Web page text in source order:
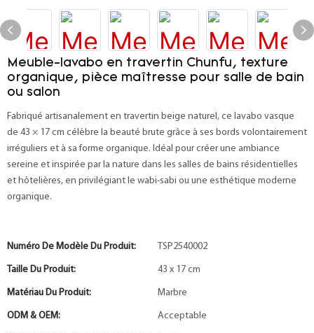
Meuble-lavabo en travertin Chunfu, texture
organique, pièce maîtresse pour salle de bain
ou salon
Fabriqué artisanalement en travertin beige naturel, ce lavabo vasque
de 43 × 17 cm célèbre la beauté brute grâce à ses bords volontairement
irréguliers et à sa forme organique. Idéal pour créer une ambiance
sereine et inspirée par la nature dans les salles de bains résidentielles
et hôtelières, en privilégiant le wabi-sabi ou une esthétique moderne
organique.
Numéro De Modèle Du Produit: TSP2540002
Taille Du Produit: 43 x 17 cm
Matériau Du Produit: Marbre
ODM & OEM: Acceptable